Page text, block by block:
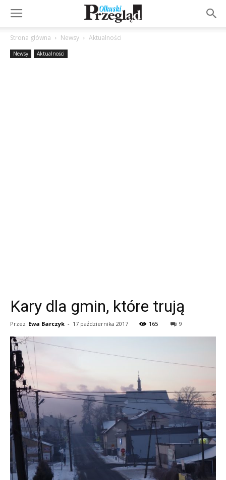
Strona główna Newsy Aktualności
Newsy Aktualności
Kary dla gmin, które trują
Przez Ewa Barczyk - 17 października 2017 165 9